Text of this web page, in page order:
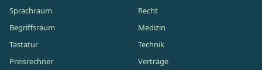
Sprachraum
Begriffsraum
Tastatur
Preisrechner
Recht
Medizin
Technik
Verträge